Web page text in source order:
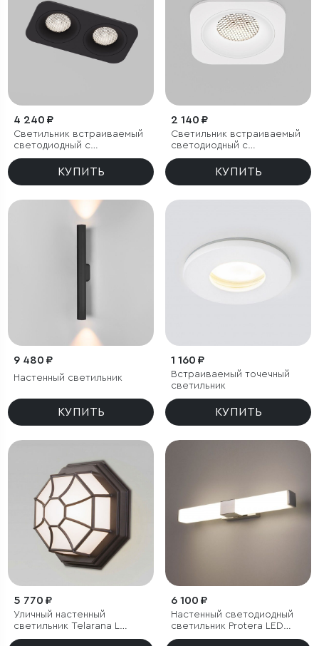
4 240 ₽
Светильник встраиваемый
светодиодный с
антибликовой решеткой
Tetro 20W 4000K черный
КУПИТЬ
2 140 ₽
Светильник встраиваемый
светодиодный с
антибликовой решеткой
Tetro 10W 4000K белый
КУПИТЬ
9 480 ₽
Настенный светильник
КУПИТЬ
1 160 ₽
Встраиваемый точечный
светильник
КУПИТЬ
5 770 ₽
Уличный настенный
светильник Telarana L
капучино
6 100 ₽
Настенный светодиодный
светильник Protera LED
хром IP44